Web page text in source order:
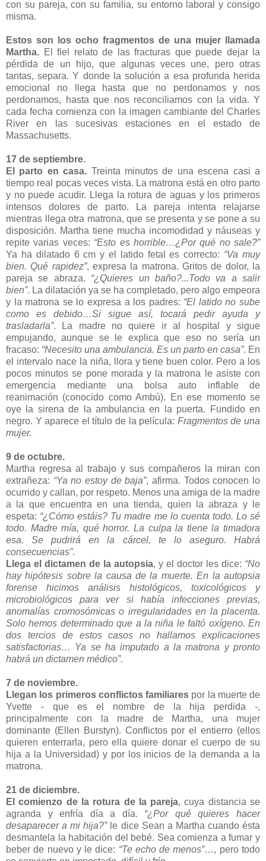
con su pareja, con su familia, su entorno laboral y consigo
misma.
Estos son los ocho fragmentos de una mujer llamada
Martha. El fiel relato de las fracturas que puede dejar la
pérdida de un hijo, que algunas veces une, pero otras
tantas, separa. Y donde la solución a esa profunda herida
emocional no llega hasta que no perdonamos y nos
perdonamos, hasta que nos reconciliamos con la vida. Y
cada fecha comienza con la imagen cambiante del Charles
River en las sucesivas estaciones en el estado de
Massachusetts.
17 de septiembre.
El parto en casa. Treinta minutos de una escena casi a
tiempo real pocas veces vista. La matrona está en otro parto
y no puede acudir. Llega la rotura de aguas y los primeros
intensos dolores de parto. La pareja intenta relajarse
mientras llega otra matrona, que se presenta y se pone a su
disposición. Martha tiene mucha incomodidad y náuseas y
repite varias veces: “Esto es horrible…¿Por qué no sale?”
Ya ha dilatado 6 cm y el latido fetal es correcto: “Va muy
bien. Qué rapidez”, expresa la matrona. Gritos de dolor, la
pareja se abraza. “¿Quieres un baño?...Todo va a salir
bien”. La dilatación ya se ha completado, pero algo empeora
y la matrona se lo expresa a los padres: “El latido no sube
como es debido…Si sigue así, tocará pedir ayuda y
trasladarla”. La madre no quiere ir al hospital y sigue
empujando, aunque se le explica que eso no sería un
fracaso: “Necesito una ambulancia. Es un parto en casa”. En
el intervalo nace la niña, llora y tiene buen color. Pero a los
pocos minutos se pone morada y la matrona le asiste con
emergencia mediante una bolsa auto inflable de
reanimación (conocido como Ambú). En ese momento se
oye la sirena de la ambulancia en la puerta. Fundido en
negro. Y aparece el título de la película: Fragmentos de una
mujer.
9 de octubre.
Martha regresa al trabajo y sus compañeros la miran con
extrañeza: “Ya no estoy de baja”, afirma. Todos conocen lo
ocurrido y callan, por respeto. Menos una amiga de la madre
a la que encuentra en una tienda, quien la abraza y le
espeta: “¿Cómo estáis? Tu madre me lo cuenta todo. Lo sé
todo. Madre mía, qué horror. La culpa la tiene la timadora
esa. Se pudrirá en la cárcel, te lo aseguro. Habrá
consecuencias”.
Llega el dictamen de la autopsia, y el doctor les dice: “No
hay hipótesis sobre la causa de la muerte. En la autopsia
forense hicimos análisis histológicos, toxicológicos y
microbiológicos para ver si había infecciones previas,
anomalías cromosómicas o irregularidades en la placenta.
Solo hemos determinado que a la niña le faltó oxígeno. En
dos tercios de estos casos no hallamos explicaciones
satisfactorias… Ya se ha imputado a la matrona y pronto
habrá un dictamen médico”.
7 de noviembre.
Llegan los primeros conflictos familiares por la muerte de
Yvette - que es el nombre de la hija perdida -,
principalmente con la madre de Martha, una mujer
dominante (Ellen Burstyn). Conflictos por el entierro (ellos
quieren enterrarla, pero ella quiere donar el cuerpo de su
hija a la Universidad) y por los inicios de la demanda a la
matrona.
21 de diciembre.
El comienzo de la rotura de la pareja, cuya distancia se
agranda y enfría día a día. “¿Por qué quieres hacer
desaparecer a mi hija?”le dice Sean a Martha cuando ésta
desmantela la habitación del bebé. Sea comienza a fumar y
beber de nuevo y le dice: “Te echo de menos”…, pero todo